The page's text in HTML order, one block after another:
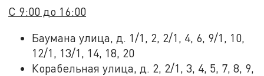
С 9:00 до 16:00
Баумана улица, д. 1/1, 2, 2/1, 4, 6, 9/1, 10,
12/1, 13/1, 14, 18, 20
Корабельная улица, д. 2, 2/1, 3, 4, 5, 7, 8, 9,